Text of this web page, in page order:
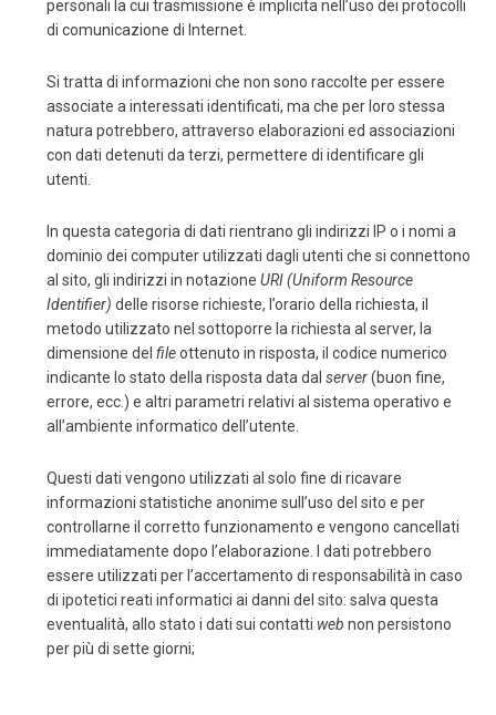
personali la cui trasmissione è implicita nell’uso dei protocolli
di comunicazione di Internet.
Si tratta di informazioni che non sono raccolte per essere
associate a interessati identificati, ma che per loro stessa
natura potrebbero, attraverso elaborazioni ed associazioni
con dati detenuti da terzi, permettere di identificare gli
utenti.
In questa categoria di dati rientrano gli indirizzi IP o i nomi a
dominio dei computer utilizzati dagli utenti che si connettono
al sito, gli indirizzi in notazioneURI (Uniform Resource
Identifier) delle risorse richieste, l’orario della richiesta, il
metodo utilizzato nel sottoporre la richiesta al server, la
dimensione del fileottenuto in risposta, il codice numerico
indicante lo stato della risposta data dalserver(buon fine,
errore, ecc.) e altri parametri relativi al sistema operativo e
all’ambiente informatico dell’utente.
Questi dati vengono utilizzati al solo fine di ricavare
informazioni statistiche anonime sull’uso del sito e per
controllarne il corretto funzionamento e vengono cancellati
immediatamente dopo l’elaborazione. I dati potrebbero
essere utilizzati per l’accertamento di responsabilità in caso
di ipotetici reati informatici ai danni del sito: salva questa
eventualità, allo stato i dati sui contatti webnon persistono
per più di sette giorni;